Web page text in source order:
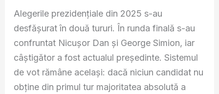
Alegerile prezidențiale din 2025 s-au
desfășurat în două tururi. În runda finală s-au
confruntat Nicușor Dan și George Simion, iar
câștigător a fost actualul președinte. Sistemul
de vot rămâne același: dacă niciun candidat nu
obține din primul tur majoritatea absolută a